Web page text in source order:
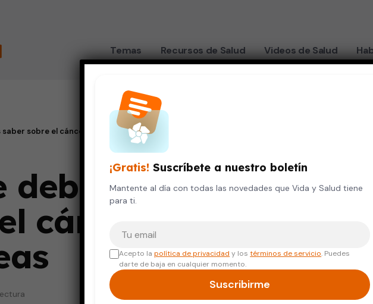
Temas Recursos de Salud Videos de Salud
saber sobre el cáncer del páncreas
debes saber
cáncer del
¡Gratis! Suscríbete a nuestro boletín
Mantente al día con todas las novedades que Vida y Salud tiene
para ti.
Acepto lapolítica de privacidad y lostérminos de servicio. Puedes
darte de baja en cualquier momento.
Suscribirme